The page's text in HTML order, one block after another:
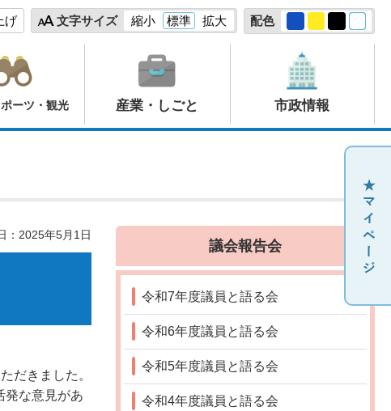
げ 文字サイズ 縮小 標準 拡大 配色
ーツ・観光 産業・しごと 市政情報
：2025年5月1日
だきました。
発な意見があ
議会報告会
令和7年度議員と語る会
令和6年度議員と語る会
令和5年度議員と語る会
令和4年度議員と語る会